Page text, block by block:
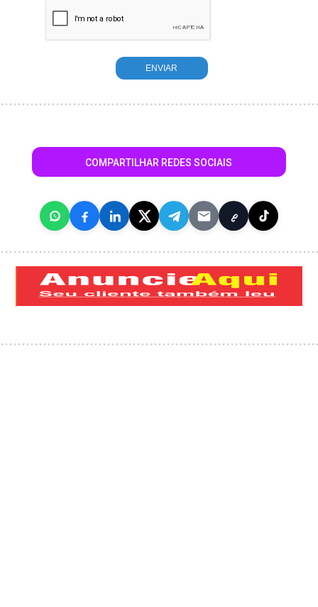
COMPARTILHAR REDES SOCIAIS